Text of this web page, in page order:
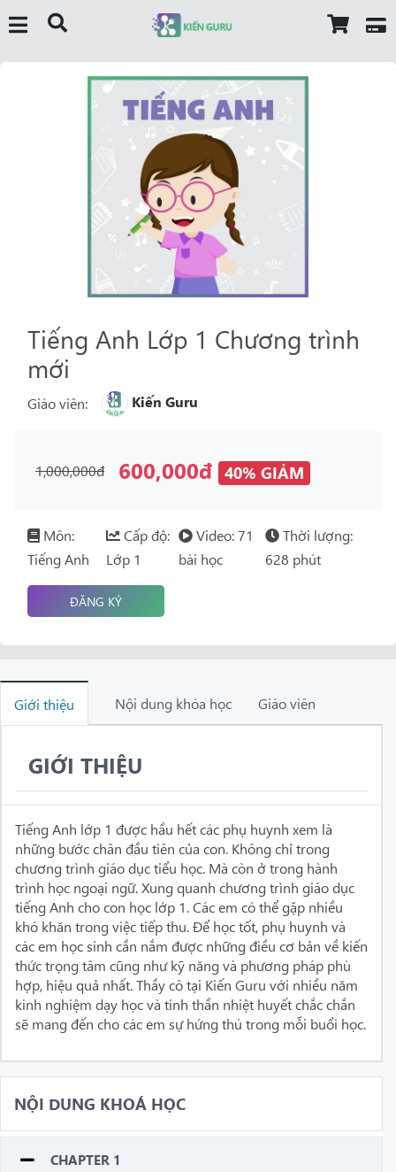
Tiếng Anh Lớp 1 Chương trình
mới
Giáo viên: Kiến Guru
1,000,000đ 600,000đ 40% GIẢM
Môn:
Tiếng Anh
Cấp độ:
Lớp 1
Video: 71
bài học
Thời lượng:
628 phút
ĐĂNG KÝ
Giới thiệu Nội dung khóa học Giáo viên
GIỚI THIỆU
Tiếng Anh lớp 1 được hầu hết các phụ huynh xem là
những bước chân đầu tiên của con. Không chỉ trong
chương trình giáo dục tiểu học. Mà còn ở trong hành
trình học ngoại ngữ. Xung quanh chương trình giáo dục
tiếng Anh cho con học lớp 1. Các em có thể gặp nhiều
khó khăn trong việc tiếp thu. Để học tốt, phụ huynh và
các em học sinh cần nắm được những điều cơ bản về kiến
thức trọng tâm cũng như kỹ năng và phương pháp phù
hợp, hiệu quả nhất. Thầy cô tại Kiến Guru với nhiều năm
kinh nghiệm dạy học và tinh thần nhiệt huyết chắc chắn
sẽ mang đến cho các em sự hứng thú trong mỗi buổi học.
NỘI DUNG KHOÁ HỌC
CHAPTER 1